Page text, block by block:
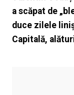
a scăpat de
duce zilele
Capitală,